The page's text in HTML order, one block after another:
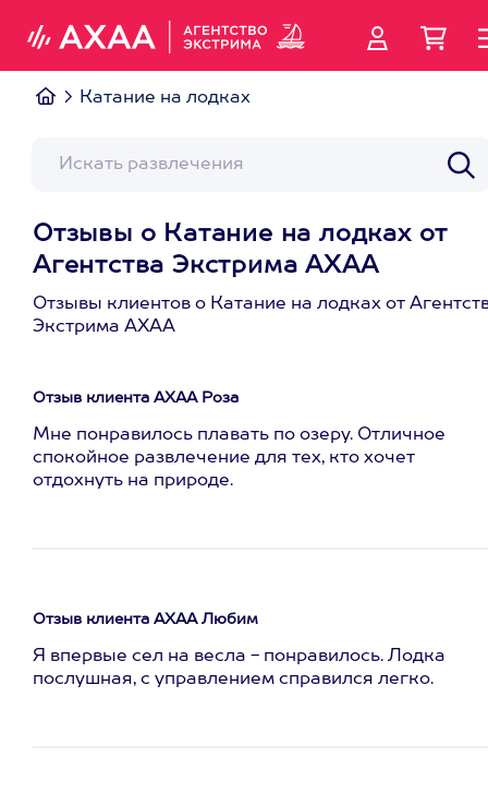
Катание на лодках
Отзывы о Катание на лодках от
Агентства Экстрима АХАА
Отзывы клиентов о Катание на лодках от
Экстрима АХАА
Отзыв клиента АХАА Роза
Мне понравилось плавать по озеру. Отличное
спокойное развлечение для тех, кто хочет
отдохнуть на природе.
Отзыв клиента АХАА Любим
Я впервые сел на весла - понравилось. Лодка
послушная, с управлением справился легко.